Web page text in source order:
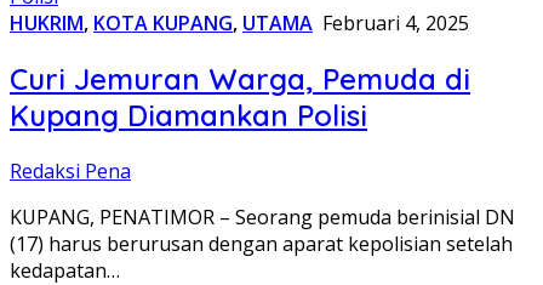
HUKRIM, KOTA KUPANG, UTAMA Februari 4, 2025
Curi Jemuran Warga, Pemuda di
Kupang Diamankan Polisi
Redaksi Pena
KUPANG, PENATIMOR – Seorang pemuda berinisial DN
(17) harus berurusan dengan aparat kepolisian setelah
kedapatan…